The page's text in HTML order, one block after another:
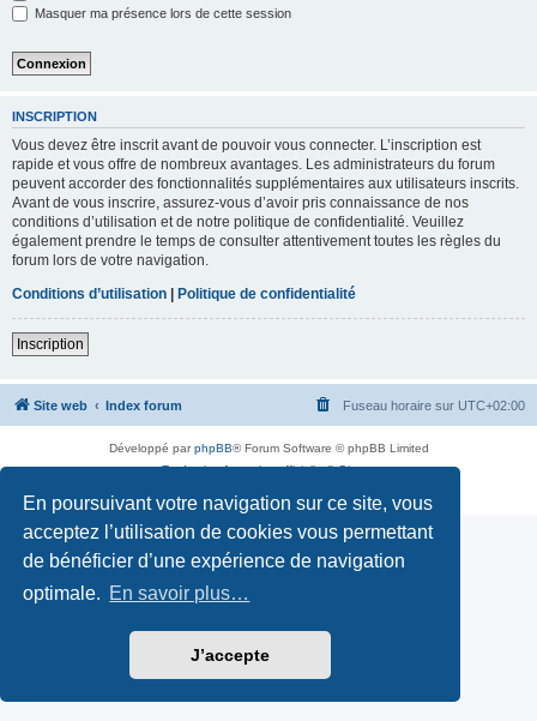
En poursuivant votre navigation sur ce site, vous
acceptez l’utilisation de cookies vous permettant
de bénéficier d’une expérience de navigation
optimale. En savoir plus…
J’accepte
Masquer ma présence lors de cette session
INSCRIPTION
Vous devez être inscrit avant de pouvoir vous connecter. L’inscription est
rapide et vous offre de nombreux avantages. Les administrateurs du forum
peuvent accorder des fonctionnalités supplémentaires aux utilisateurs inscrits.
Avant de vous inscrire, assurez-vous d’avoir pris connaissance de nos
conditions d’utilisation et de notre politique de confidentialité. Veuillez
également prendre le temps de consulter attentivement toutes les règles du
forum lors de votre navigation.
Conditions d’utilisation | Politique de confidentialité
Inscription
Site web Index forum Fuseau horaire sur UTC+02:00
Développé parphpBB® Forum Software © phpBB Limited
Traduction française officielle©Qiaeru